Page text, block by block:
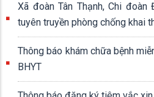
Xã đoàn Tân Thạnh, Chi đoàn
tuyên truyền phòng chống khai
Thông báo khám chữa bệnh
BHYT